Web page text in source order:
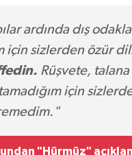
ardında dış
için sizlerden özür
Rüşvete,
için
"Hürmüz"